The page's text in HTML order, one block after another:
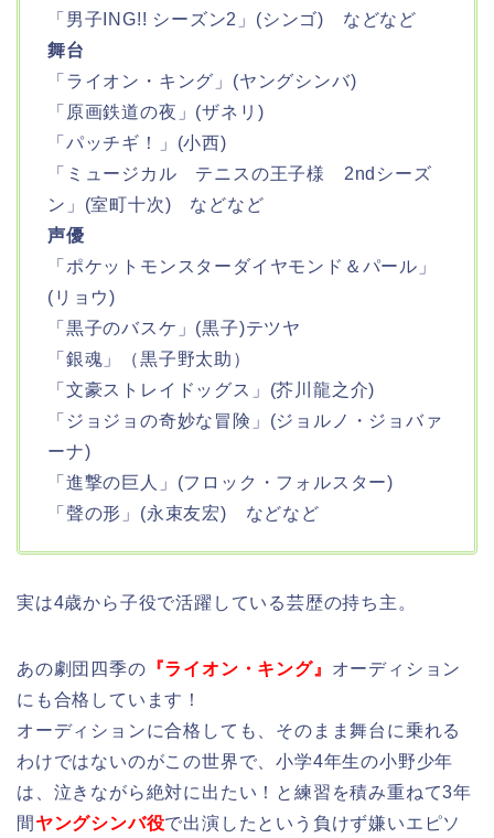
「男子ING!! シーズン2」(シンゴ) などなど
舞台
「ライオン・キング」(ヤングシンバ)
「原画鉄道の夜」(ザネリ)
「パッチギ！」(小西)
「ミュージカル テニスの王子様 2ndシーズ
ン」(室町十次) などなど
声優
「ポケットモンスターダイヤモンド＆パール」
(リョウ)
「黒子のバスケ」(黒子)テツヤ
「銀魂」（黒子野太助）
「文豪ストレイドッグス」(芥川龍之介)
「ジョジョの奇妙な冒険」(ジョルノ・ジョバァ
ーナ)
「進撃の巨人」(フロック・フォルスター)
「聲の形」(永束友宏) などなど
実は4歳から子役で活躍している芸歴の持ち主。
あの劇団四季の 『ライオン・キング』 オーディション
にも合格しています！
オーディションに合格しても、そのまま舞台に乗れる
わけではないのがこの世界で、小学4年生の小野少年
は、泣きながら絶対に出たい！と練習を積み重ねて3年
間 ヤングシンバ役で出演したという負けず嫌いエピソ